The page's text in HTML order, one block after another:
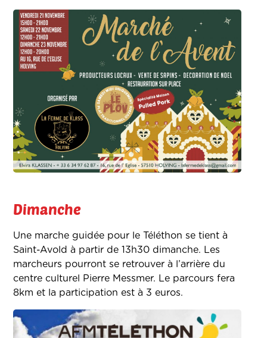
Dimanche
Une marche guidée pour le Téléthon se tient à
Saint-Avold à partir de 13h30 dimanche. Les
marcheurs pourront se retrouver à l’arrière du
centre culturel Pierre Messmer. Le parcours fera
8km et la participation est à 3 euros.